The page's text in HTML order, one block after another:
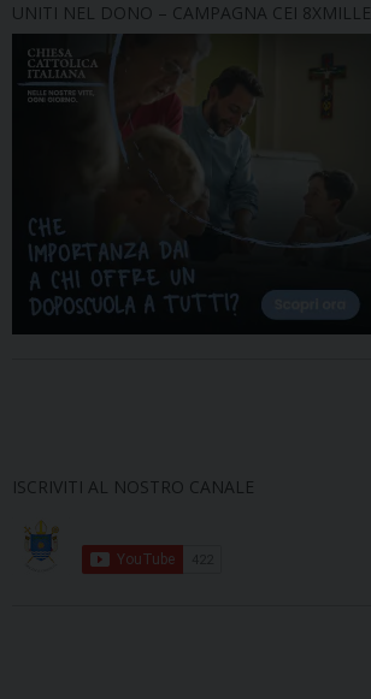
UNITI NEL DONO – CAMPAGNA CEI 8XMILLE
ISCRIVITI AL NOSTRO CANALE